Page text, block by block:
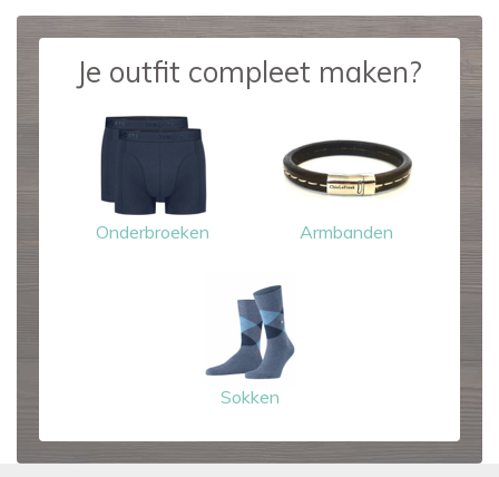
Je outfit compleet maken?
Onderbroeken Armbanden
Sokken